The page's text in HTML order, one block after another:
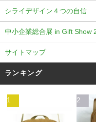
シライデザイン４つの自信
中小企業総合展 in Gift Show
サイトマップ
ランキング
1 2